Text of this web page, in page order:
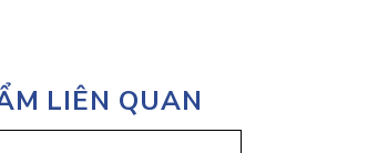
LIÊN QUAN